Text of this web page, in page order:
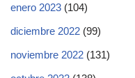
enero 2023 (104)
diciembre 2022 (99)
noviembre 2022 (131)